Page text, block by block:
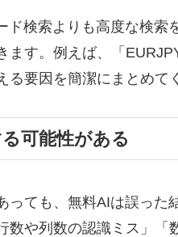
ド検索よりも高度な検索
ます。例えば、「
要因を簡潔にまとめて
可能性がある
っても、無料AIは誤った
数や列数の認識ミス」